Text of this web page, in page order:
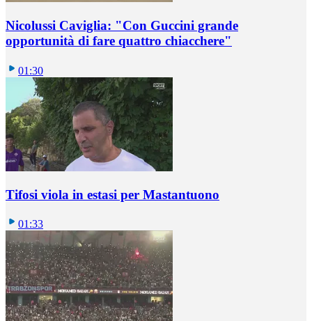
Nicolussi Caviglia: "Con Guccini grande
opportunità di fare quattro chiacchere"
01:30
Tifosi viola in estasi per Mastantuono
01:33